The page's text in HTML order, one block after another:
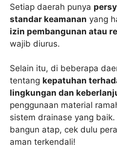
Setiap daerah punya
standar keamanan yang
izin pembangunan atau
wajib diurus.
Selain itu, di beberapa
tentang kepatuhan
lingkungan dan
penggunaan material
sistem drainase yang
bangun atap, cek dulu
aman terkendali!